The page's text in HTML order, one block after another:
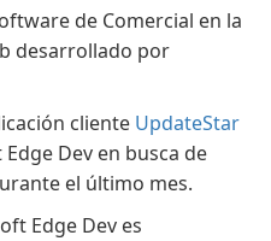
de Comercial en la
desarrollado por
cliente UpdateStar
Dev en busca de
el último mes.
Edge Dev es